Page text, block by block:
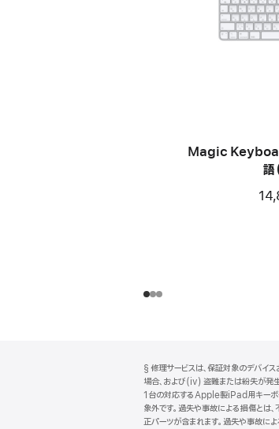
Magic
語
ッ
タ
ー
注
§ 修理サービスは、保証対象のデバイ
場合、および(iv) 盗難または紛失が発
1台の対応するApple製iPad用キーボ
象外です。過失や事故による損傷と
正パーツが含まれます。過失や事故に